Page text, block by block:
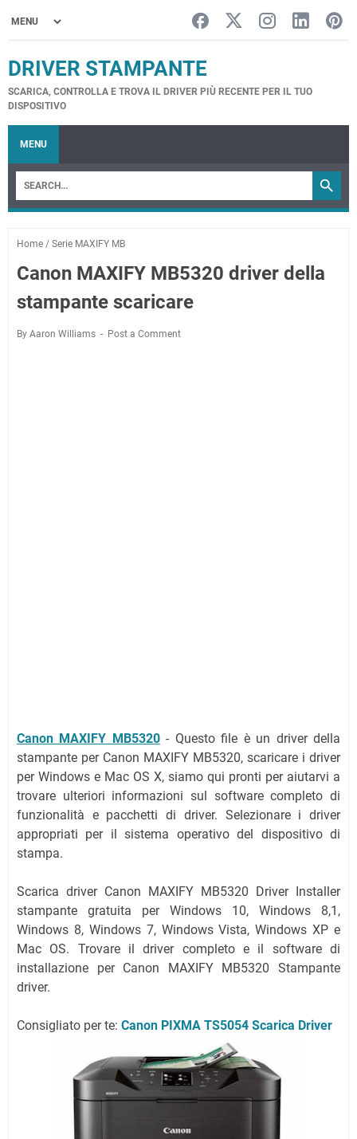
DRIVER STAMPANTE
SCARICA, CONTROLLA E TROVA IL DRIVER PIÙ RECENTE PER IL TUO
DISPOSITIVO
MENU
Home / Serie MAXIFY MB
Canon MAXIFY MB5320 driver della
stampante scaricare
By Aaron Williams Post a Comment
Canon MAXIFY MB5320- Questo file è un driver della
stampante per Canon MAXIFY MB5320, scaricare i driver
per Windows e Mac OS X, siamo qui pronti per aiutarvi a
trovare ulteriori informazioni sul software completo di
funzionalità e pacchetti di driver. Selezionare i driver
appropriati per il sistema operativo del dispositivo di
stampa.
Scarica driver Canon MAXIFY MB5320 Driver Installer
stampante gratuita per Windows 10, Windows 8,1,
Windows 8, Windows 7, Windows Vista, Windows XP e
Mac OS. Trovare il driver completo e il software di
installazione per Canon MAXIFY MB5320 Stampante
driver.
Consigliato per te: Canon PIXMA TS5054 Scarica Driver